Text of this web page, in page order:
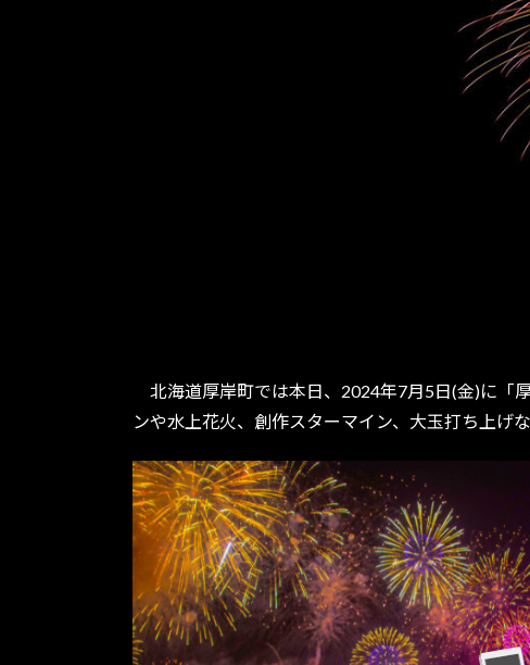
北海道厚岸町では本日、2024年7月5日(金)に「
ンや水上花火、創作スターマイン、大玉打ち上げ